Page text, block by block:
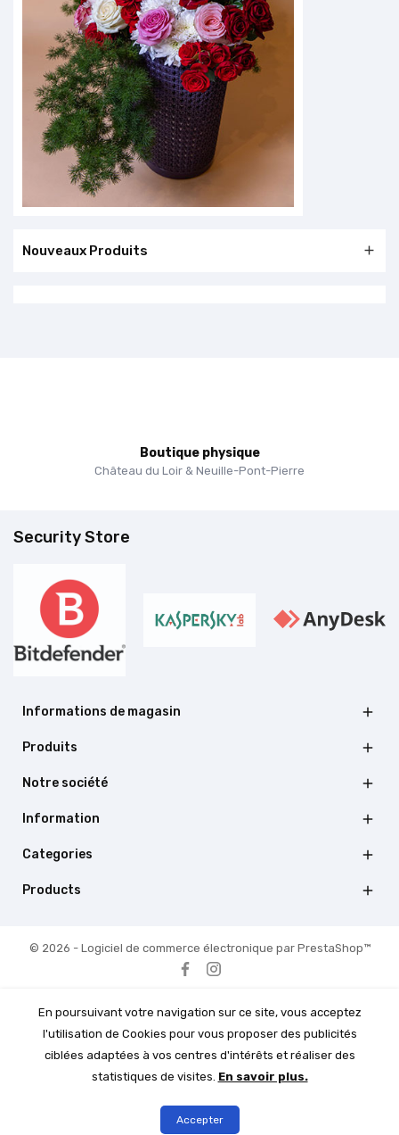
Nouveaux Produits 
Boutique physique
Château du Loir & Neuille-Pont-Pierre
Security Store
Informations de magasin 
Produits 
Notre société 
Information 
Categories 
Products 
© 2026 - Logiciel de commerce électronique par PrestaShop™
En poursuivant votre navigation sur ce site, vous acceptez
l'utilisation de Cookies pour vous proposer des publicités
ciblées adaptées à vos centres d'intérêts et réaliser des
statistiques de visites. En savoir plus.
Accepter